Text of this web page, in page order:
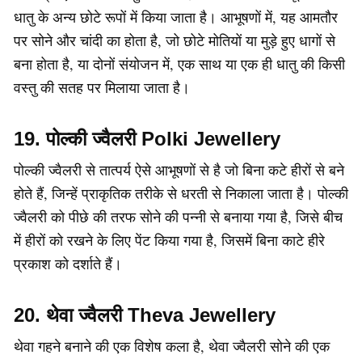
धातु के अन्य छोटे रूपों में किया जाता है। आभूषणों में, यह आमतौर
पर सोने और चांदी का होता है, जो छोटे मोतियों या मुड़े हुए धागों से
बना होता है, या दोनों संयोजन में, एक साथ या एक ही धातु की किसी
वस्तु की सतह पर मिलाया जाता है।
19. पोल्की ज्वैलरी Polki Jewellery
पोल्की ज्वैलरी से तात्पर्य ऐसे आभूषणों से है जो बिना कटे हीरों से बने
होते हैं, जिन्हें प्राकृतिक तरीके से धरती से निकाला जाता है। पोल्की
ज्वैलरी को पीछे की तरफ सोने की पन्नी से बनाया गया है, जिसे बीच
में हीरों को रखने के लिए पेंट किया गया है, जिसमें बिना काटे हीरे
प्रकाश को दर्शाते हैं।
20. थेवा ज्वैलरी Theva Jewellery
थेवा गहने बनाने की एक विशेष कला है, थेवा ज्वैलरी सोने की एक